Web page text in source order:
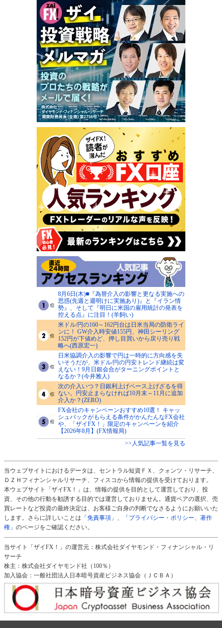
8月6日(木)■『為替介入の影響と更なる実施への
思惑(先週と週明けに実施あり)』と『イラン情
勢』、そして『明日に米国の雇用統計の発表を
控える点』に注目！(羊飼い)
米ドル/円の160～162円台は日米当局の防衛ライ
ンに！ GW介入時安値155円、神田シーリング
152円が下値めど、押し目買いから戻り売り戦
略へ(西原宏一)
日米協調介入の影響で円は一時的に方向感を失
いそうだが、米ドル/円の円安トレンド継続は変
えない！9月日銀会合がターニングポイントと
なるか？(今井雅人)
次の介入いつ？日銀利上げペース上げざるを得
ない。円安止まらなければ10月末～11月に追加
介入か？(ZERO)
FX会社のキャンペーンおすすめ10選！ キャッ
シュバックがもらえる条件がかんたんなFX会社
や、「ザイFX！」限定のキャンペーンを紹介
【2026年8月】(FX情報局)
>>人気記事一覧を見る
当ウェブサイトにおけるデータは、セントラル短資ＦＸ、クォンツ・リサーチ、
ＤＺＨフィナンシャルリサーチ、フィスコから情報の提供を受けております。
本ウェブサイト「ザイFX！」は、情報の提供を目的として運営しており、投
資、その他の行動を勧誘する目的では運営しておりません。通貨ペアの選択、売
買レートなど投資の最終決定は、お客様ご自身の判断でなさるようにお願いいた
します。さらに詳しいことは 「免責事項」
「プライバシー・ポリシー、著作
権」 のページをご確認ください。
当サイト「ザイFX！」の運営元：株式会社ダイヤモンド・フィナンシャル・リ
サーチ
株主：株式会社ダイヤモンド社（100％）
加入協会：一般社団法人日本暗号資産ビジネス協会（ＪＣＢＡ）